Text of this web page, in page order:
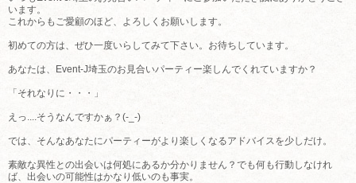
います。
これからもご愛顧のほど、よろしくお願いします。
初めての方は、ぜひ一度いらしてみて下さい。お待ちしています。
あなたは、Event-J埼玉のお見合いパーティー楽しんでくれていますか？
「それなりに・・・」
えっ....そうなんですかぁ？(-_-)
では、そんなあなたにパーティーがより楽しくなるアドバイスを少しだけ。
素敵な異性との出会いは何処にあるか分かりません？でも何も行動しなけれ
ば、出会いの可能性はかなり低いのも事実。